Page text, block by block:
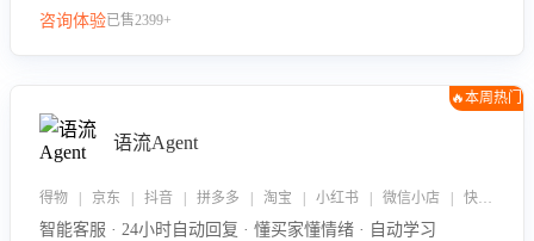
咨询体验已售2399+
🔥本周热门
语流Agent
得物 | 京东 | 抖音 | 拼多多 | 淘宝 | 小红书 | 微信小店 | 快手 | 唯品会
智能客服 · 24小时自动回复 · 懂买家懂情绪 · 自动学习